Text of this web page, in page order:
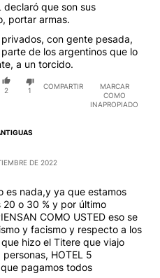
declaró que son sus
portar armas.
con gente pesada,
de los argentinos que lo
a un torcido.
2 1
COMPARTIR
MARCAR
COMO
INAPROPIADO
DE 2022
es nada,y ya que estamos
20 o 30 % y por último
COMO USTED eso se
y facismo y respecto a los
hizo el Titere que viajo
HOTEL 5
que pagamos todos